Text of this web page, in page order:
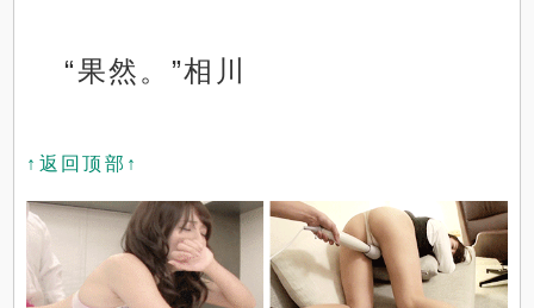
“果然。”相川
↑返回顶部↑